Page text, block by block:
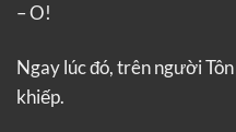
– O!
Ngay lúc đó, trên người
khiếp.